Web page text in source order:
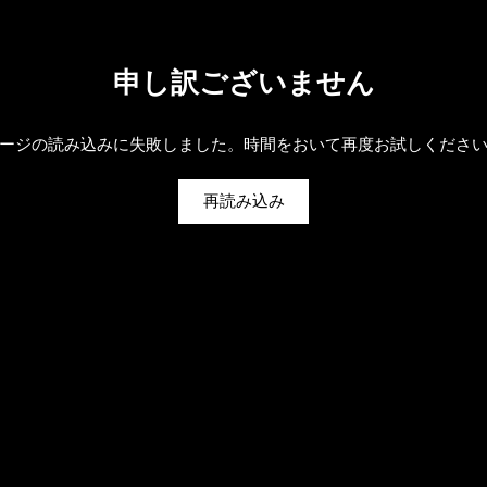
申し訳ございません
ジの読み込みに失敗しました。時間をおいて再度お試しくださ
再読み込み